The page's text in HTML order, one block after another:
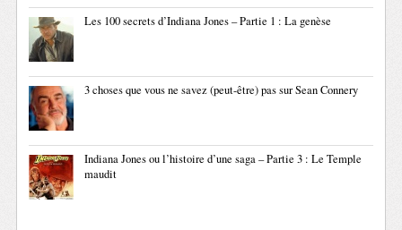
Les 100 secrets d’Indiana Jones – Partie 1 : La genèse
3 choses que vous ne savez (peut-être) pas sur Sean Connery
Indiana Jones ou l’histoire d’une saga – Partie 3 : Le Temple
maudit